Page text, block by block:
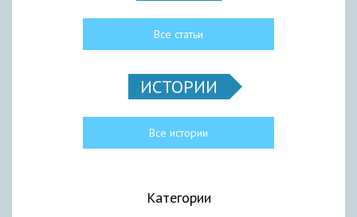
Все статьи
ИСТОРИИ
Все истории
Категории